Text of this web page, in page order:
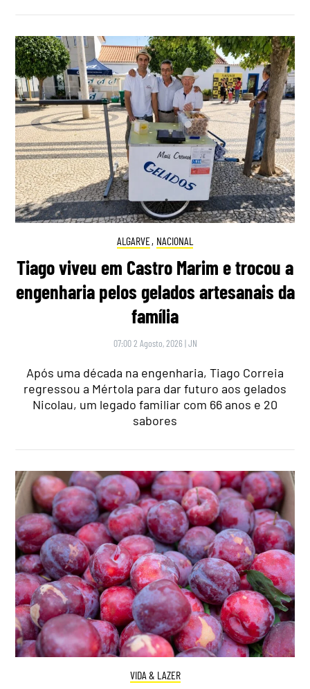
ALGARVE, NACIONAL
Tiago viveu em Castro Marim e trocou a
engenharia pelos gelados artesanais da
família
07:00 2 Agosto, 2026 |JN
Após uma década na engenharia, Tiago Correia
regressou a Mértola para dar futuro aos gelados
Nicolau, um legado familiar com 66 anos e 20
sabores
VIDA & LAZER